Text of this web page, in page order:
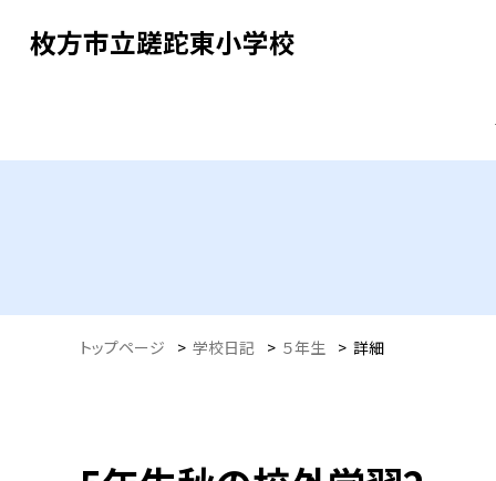
枚方市立蹉跎東小学校
トップページ > 学校日記 > ５年生 > 詳細